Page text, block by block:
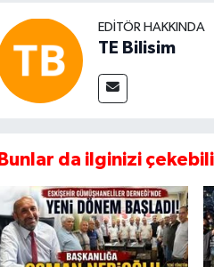
EDITÖR HAKKINDA
TE Bilisim
Bunlar da ilginizi